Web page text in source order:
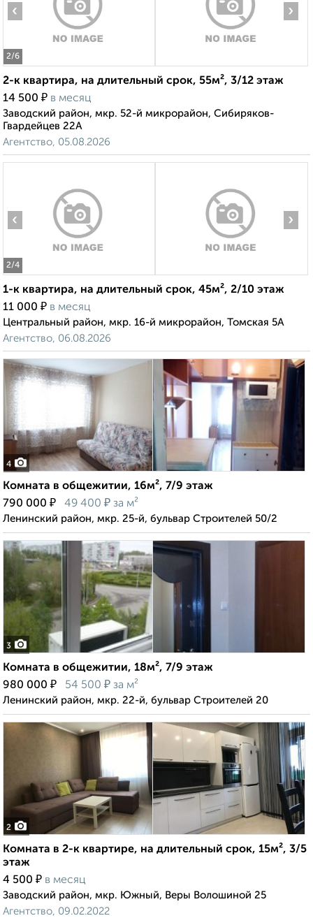
2/6
‹ ›
2-к квартира, на длительный срок, 55м², 3/12 этаж
14 500 ₽ в месяц
Заводский район, мкр. 52-й микрорайон, Сибиряков-
Гвардейцев 22А
Агентство, 05.08.2026
2/4
‹ ›
1-к квартира, на длительный срок, 45м², 2/10 этаж
11 000 ₽ в месяц
Центральный район, мкр. 16-й микрорайон, Томская 5А
Агентство, 06.08.2026
4
Комната в общежитии, 16м², 7/9 этаж
790 000 ₽ 49 400 ₽ за м²
Ленинский район, мкр. 25-й, бульвар Строителей 50/2
3
Комната в общежитии, 18м², 7/9 этаж
980 000 ₽ 54 500 ₽ за м²
Ленинский район, мкр. 22-й, бульвар Строителей 20
2
Комната в 2-к квартире, на длительный срок, 15м², 3/5
этаж
4 500 ₽ в месяц
Заводский район, мкр. Южный, Веры Волошиной 25
Агентство, 09.02.2022